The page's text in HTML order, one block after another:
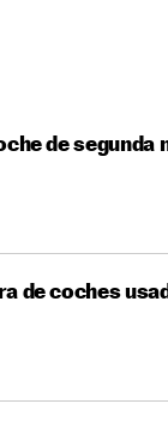
de segunda
de coches